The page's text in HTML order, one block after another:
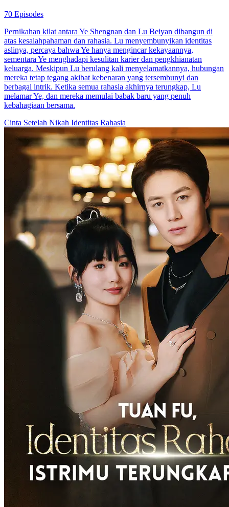
70 Episodes
Pernikahan kilat antara Ye Shengnan dan Lu Beiyan dibangun di
atas kesalahpahaman dan rahasia. Lu menyembunyikan identitas
aslinya, percaya bahwa Ye hanya mengincar kekayaannya,
sementara Ye menghadapi kesulitan karier dan pengkhianatan
keluarga. Meskipun Lu berulang kali menyelamatkannya, hubungan
mereka tetap tegang akibat kebenaran yang tersembunyi dan
berbagai intrik. Ketika semua rahasia akhirnya terungkap, Lu
melamar Ye, dan mereka memulai babak baru yang penuh
kebahagiaan bersama.
Cinta Setelah Nikah Identitas Rahasia